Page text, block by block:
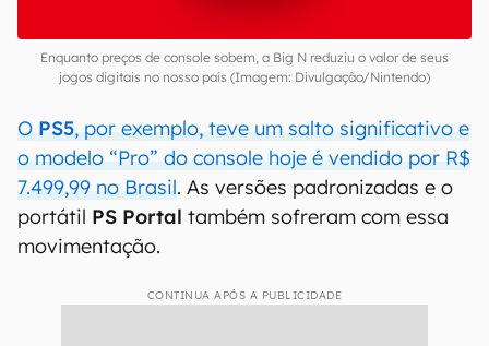
Enquanto preços de console sobem, a Big N reduziu o valor de seus
jogos digitais no nosso país (Imagem: Divulgação/Nintendo)
O PS5, por exemplo, teve um salto significativo e
o modelo “Pro” do console hoje é vendido por R$
7.499,99 no Brasil. As versões padronizadas e o
portátil PS Portal também sofreram com essa
movimentação.
CONTINUA APÓS A PUBLICIDADE